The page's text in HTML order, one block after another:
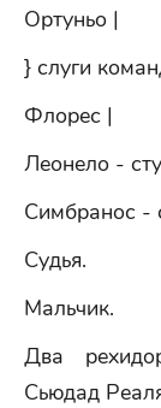
Ортуньо |
} слуги
Флорес |
Леонело -
Симбранос -
Судья.
Мальчик.
Два
Сьюдад